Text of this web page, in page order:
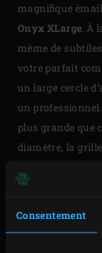
Consentement
magnifique
Onyx XLarge. À
même de
votre parfait
un large cercle
un
plus grande que
diamètre, la
copieux
multiples